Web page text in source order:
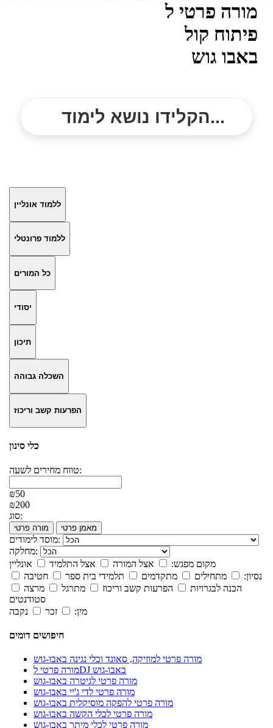
מורה פרטי ל
פיתוח קול
באבו גוש
הקלידו נושא לימוד...
ללמוד אונליין
ללמוד פרונטלי
כל המורים
יסודי
תיכון
השכלה גבוהה
הפרעות קשב וריכוז
כלי סינון
טווח מחירים לשעה:
₪50
₪200
סוג:
מורה פרטי מאמן פרטי
מוסד לימודים:
מחלקה:
מקום מפגש:
אצל המורה אצל התלמיד
אונליין
נסיון:
מתחילים מתקדמים תלמידי בית ספר
חטיבה
הכנה לבגרויות
הפרעות קשב וריכוז מתרגל
מרצה
סטודנטים
מין:
זכר נקבה
חיפושים דומים
מורה פרטי למוזיקה, סאונד וכלי נגינה באבו-גוש
מורה פרטי לDJ באבו-גוש
מורה פרטי לגיטרה באבו-גוש
מורה פרטי לדי ג'יי באבו-גוש
מורה פרטי להפקה מוסיקלית באבו-גוש
מורה פרטי לכלי הקשה באבו-גוש
מורה פרטי לכלי מיתר באבו-גוש